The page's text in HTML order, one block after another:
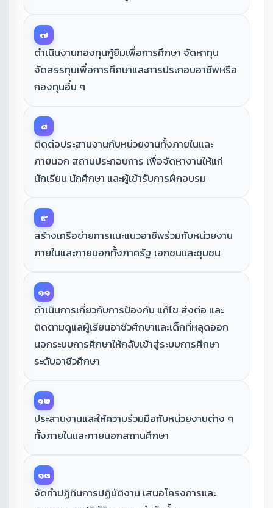
๗
ดำเนินงานกองทุนกู้ยืมเพื่อการศึกษา จัดหาทุน
จัดสรรทุนเพื่อการศึกษาและการประกอบอาชีพหรือ
กองทุนอื่น ๆ
๘
ติดต่อประสานงานกับหน่วยงานทั้งภายในและ
ภายนอก สถานประกอบการ เพื่อจัดหางานให้แก่
นักเรียน นักศึกษา และผู้เข้ารับการฝึกอบรม
๙
สร้างเครือข่ายการแนะแนวอาชีพร่วมกับหน่วยงาน
ภายในและภายนอกทั้งภาครัฐ เอกชนและชุมชน
๑๑
ดำเนินการเกี่ยวกับการป้องกัน แก้ไข ส่งต่อ และ
ติดตามดูแลผู้เรียนอาชีวศึกษาและเด็กที่หลุดออก
นอกระบบการศึกษาให้กลับเข้าสู่ระบบการศึกษา
ระดับอาชีวศึกษา
๑๒
ประสานงานและให้ความร่วมมือกับหน่วยงานต่าง ๆ
ทั้งภายในและภายนอกสถานศึกษา
๑๓
จัดทำปฏิทินการปฏิบัติงาน เสนอโครงการและ